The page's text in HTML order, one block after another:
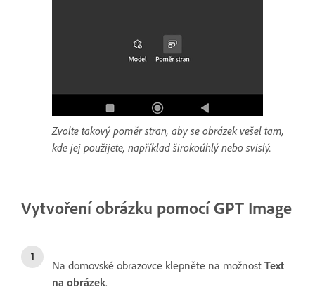
Zvolte takový poměr stran, aby se obrázek vešel tam,
kde jej použijete, například širokoúhlý nebo svislý.
Vytvoření obrázku pomocí GPT Image
Na domovské obrazovce klepněte na možnost Text
na obrázek.